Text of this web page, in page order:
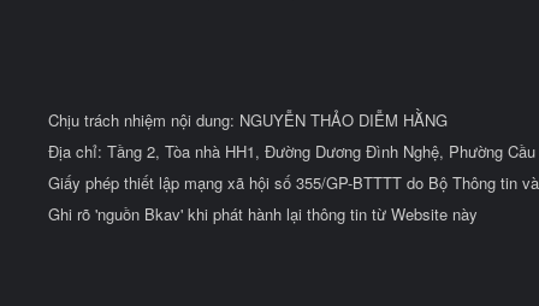
Chịu trách nhiệm nội dung: NGUYỄN THẢO DIỄM HẰNG
Địa chỉ: Tầng 2, Tòa nhà HH1, Đường Dương Đình Nghệ, Phường
Giấy phép thiết lập mạng xã hội số 355/GP-BTTTT do Bộ Thông tin
Ghi rõ 'nguồn Bkav' khi phát hành lại thông tin từ Website này